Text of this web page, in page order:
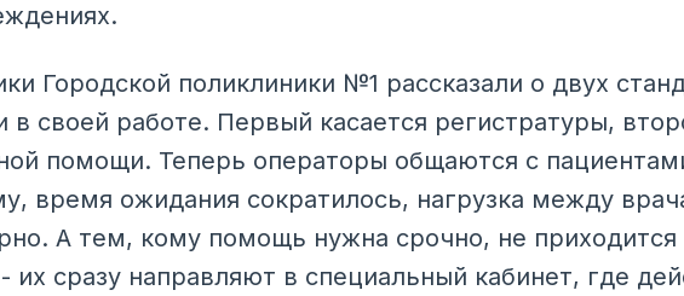
Городской поликлиники №1 рассказали о двух
в своей работе. Первый касается регистратуры,
помощи. Теперь операторы общаются с
время ожидания сократилось, нагрузка между
А тем, кому помощь нужна срочно, не
их сразу направляют в специальный кабинет, где